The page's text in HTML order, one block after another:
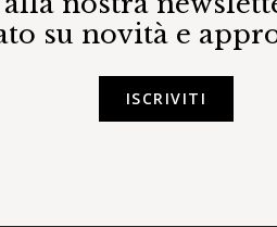
su novità e
ISCRIVITI